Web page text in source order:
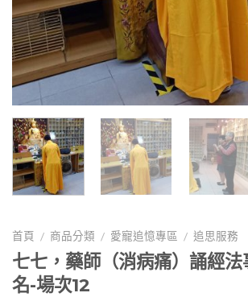
首頁 / 商品分類 / 愛寵追憶專區 / 追思服務
七七，藥師（消病痛）誦經
名-場次12